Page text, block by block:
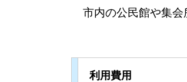
市内の公民館や集会
利用費用